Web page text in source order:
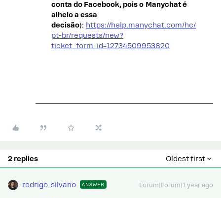
conta do Facebook, pois o Manychat é
alheio a essa
decisão): https://help.manychat.com/hc/
pt-br/requests/new?
ticket_form_id=12734509953820
2 replies Oldest first
rodrigo_silvano ANSWER Forum|Forum|1 year ago